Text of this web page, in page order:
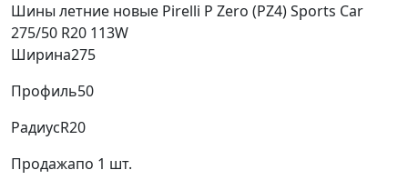
Шины летние новые Pirelli P Zero (PZ4) Sports Car
275/50 R20 113W
Ширина275
Профиль50
РадиусR20
Продажапо 1 шт.